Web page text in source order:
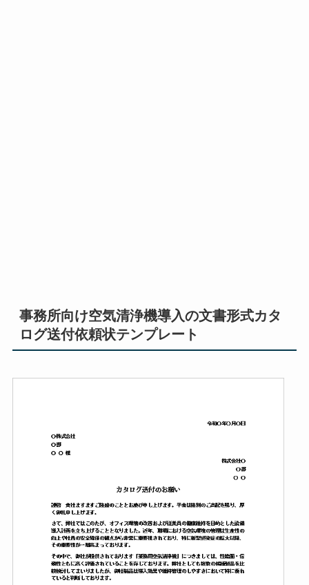
事務所向け空気清浄機導入の文書形式カタ
ログ送付依頼状テンプレート